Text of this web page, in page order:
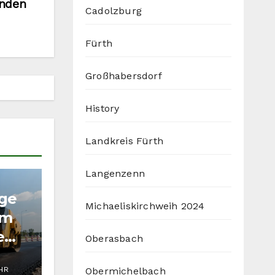
Cadolzburg
Fürth
Großhabersdorf
History
Landkreis Fürth
Langenzenn
Michaeliskirchweih 2024
Oberasbach
Obermichelbach